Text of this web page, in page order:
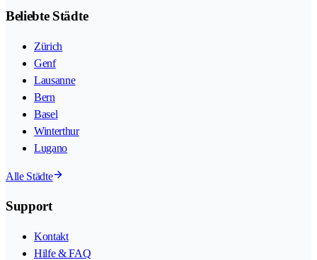
Beliebte Städte
Zürich
Genf
Lausanne
Bern
Basel
Winterthur
Lugano
Alle Städte
Support
Kontakt
Hilfe & FAQ